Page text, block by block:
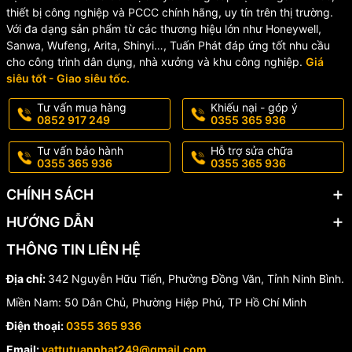
Thời gian
rơi êm
5 - 20 giây
Phụ kiện đi
kèm
Nhựa hoặc Inox
Ứng dụng
Dùng cho sứ vệ sinh
Kích thước Theo bản vẽ kỹ thuật
🏡 Ứng Dụng Thực Tế
✔️ Nhà ở dân dụng
✔️ Chung cư, căn hộ
✔️ Khách sạn, resort
✔️ Nhà hàng, quán café
✔️ Trường học, bệnh viện
✔️ Công trình công cộng
thiết bị công nghiệp và PCCC chính hãng, uy tín trên thị trường.
Với đa dạng sản phẩm từ các thương hiệu lớn như Honeywell,
Sanwa, Wufeng, Arita, Shinyi…, Tuấn Phát đáp ứng tốt nhu cầu
cho công trình dân dụng, nhà xưởng và khu công nghiệp. Giá
siêu tốt - Giao siêu tốc.
Tư vấn mua hàng
0852 917 249
Khiếu nại - góp ý
0355 365 936
Tư vấn bảo hành
0355 365 936
Hỗ trợ sửa chữa
0355 365 936
CHÍNH SÁCH
HƯỚNG DẪN
THÔNG TIN LIÊN HỆ
Địa chỉ: 342 Nguyễn Hữu Tiến, Phường Đồng Văn, Tỉnh Ninh Bình.
Miền Nam: 50 Dân Chủ, Phường Hiệp Phú, TP Hồ Chí Minh
Điện thoại:0355 365 936